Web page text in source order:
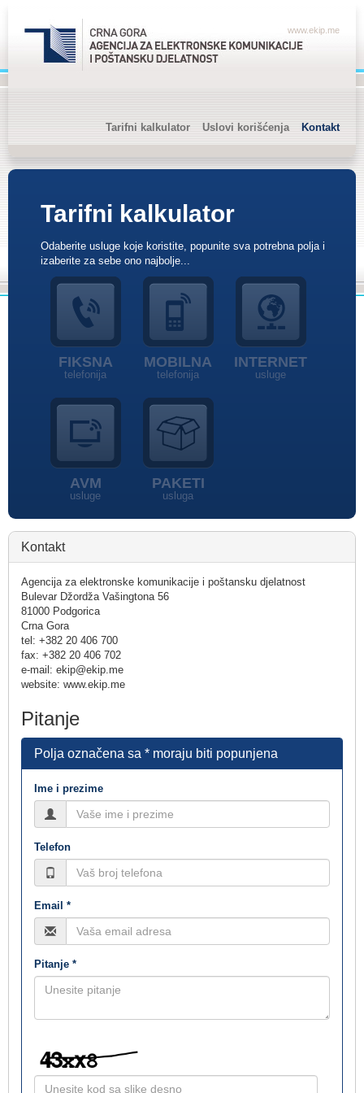
www.ekip.me
Tarifni kalkulator Uslovi korišćenja Kontakt
Tarifni kalkulator
Odaberite usluge koje koristite, popunite sva potrebna polja i
izaberite za sebe ono najbolje...
FIKSNA
telefonija
MOBILNA
telefonija
INTERNET
usluge
AVM
usluge
PAKETI
usluga
Kontakt
Agencija za elektronske komunikacije i poštansku djelatnost
Bulevar Džordža Vašingtona 56
81000 Podgorica
Crna Gora
tel: +382 20 406 700
fax: +382 20 406 702
e-mail: ekip@ekip.me
website: www.ekip.me
Pitanje
Polja označena sa * moraju biti popunjena
Ime i prezime
Telefon
Email *
Pitanje *